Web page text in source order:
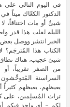
في اليوم التالي
الدكتور الكعّاك ميتاً
شيئٌ أو مات اختناقاً،
الليلة لقلت هذا قدر
الخبر انتشر ووصل بعض
شيئ عجيب، هناك نطاق
من الصفر تقريباً، أو
السراسنة
يغيظهم، يغيظهم
تراث المُسلِمين، على
لكم – أي واحد فيكم